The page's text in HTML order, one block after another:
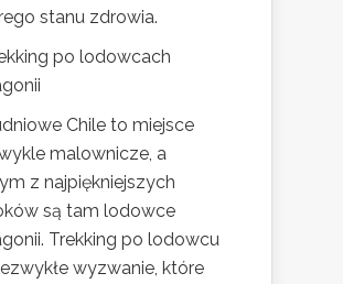
stanu zdrowia.
po lodowcach
Chile to miejsce
malownicze, a
z najpiękniejszych
są tam lodowce
Trekking po lodowcu
wyzwanie, które